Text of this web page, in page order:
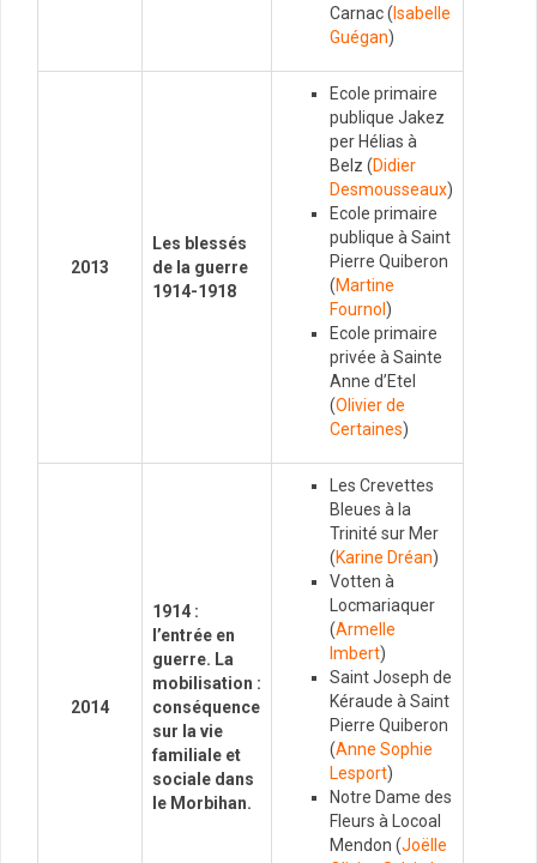
Carnac ( Isabelle
Guégan)
2013
Les blessés
de la guerre
1914-1918
Ecole primaire
publique Jakez
per Hélias à
Belz (Didier
Desmousseaux)
Ecole primaire
publique à Saint
Pierre Quiberon
(Martine
Fournol )
Ecole primaire
privée à Sainte
Anne d’Etel
(Olivier de
Certaines)
2014
1914 :
l’entrée en
guerre. La
mobilisation :
conséquence
sur la vie
familiale et
sociale dans
le Morbihan.
Les Crevettes
Bleues à la
Trinité sur Mer
(Karine Dréan)
Votten à
Locmariaquer
(Armelle
Imbert)
Saint Joseph de
Kéraude à Saint
Pierre Quiberon
(Anne Sophie
Lesport)
Notre Dame des
Fleurs à Locoal
Mendon (Joëlle